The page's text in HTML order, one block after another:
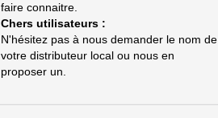
faire connaitre.
Chers utilisateurs :
N'hésitez pas à nous demander le nom de
votre distributeur local ou nous en
proposer un.